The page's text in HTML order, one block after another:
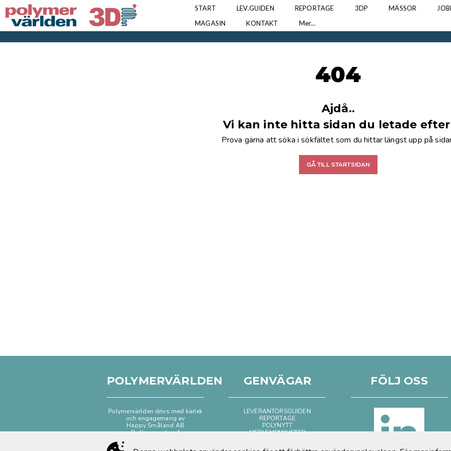
START LEV.GUIDEN REPORTAGE 3DP MÄSSOR
MAGASIN
KONTAKT Mer...
404
Ajdå..
Vi kan inte hitta sidan du letade
Prova gärna att söka i sökfältet som du hittar längst upp på
GÅ TILL STARTSIDAN
POLYMERVÄRLDEN
Polymervärlden drivs med kärlek
och engagemang av
Happy Småland AB
Dalhemsgatan 4
GENVÄGAR
LEVERANTÖRSGUIDEN
REPORTAGE
POLYNYTT
MEDLEMSNYHETER
FÖLJ OSS